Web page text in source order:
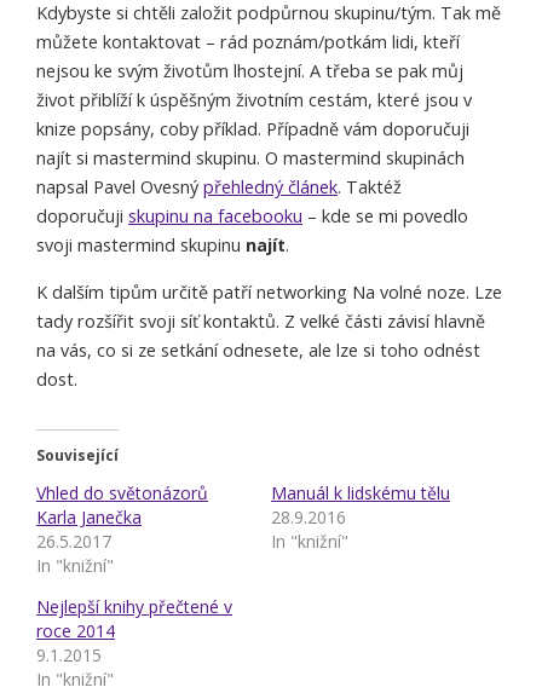
Kdybyste si chtěli založit podpůrnou skupinu/tým. Tak mě
můžete kontaktovat – rád poznám/potkám lidi, kteří
nejsou ke svým životům lhostejní. A třeba se pak můj
život přiblíží k úspěšným životním cestám, které jsou v
knize popsány, coby příklad. Případně vám doporučuji
najít si mastermind skupinu. O mastermind skupinách
napsal Pavel Ovesný přehledný článek. Taktéž
doporučuji skupinu na facebooku – kde se mi povedlo
svoji mastermind skupinu najít.
K dalším tipům určitě patří networking Na volné noze. Lze
tady rozšířit svoji síť kontaktů. Z velké části závisí hlavně
na vás, co si ze setkání odnesete, ale lze si toho odnést
dost.
Související
Vhled do světonázorů
Karla Janečka
26.5.2017
In "knižní"
Manuál k lidskému tělu
28.9.2016
In "knižní"
Nejlepší knihy přečtené v
roce 2014
9.1.2015
In "knižní"